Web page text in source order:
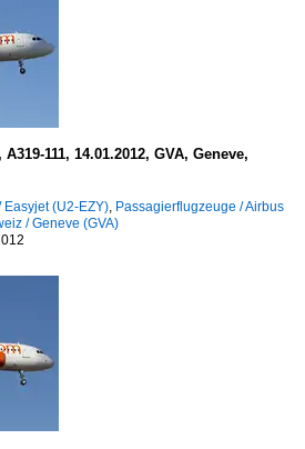
111, 14.01.2012, GVA, Geneve,
Easyjet (U2-EZY), Passagierflugzeuge / Airbus
/ Geneve (GVA)